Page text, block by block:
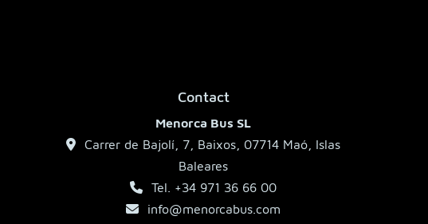
Contact
Menorca Bus SL
Carrer de Bajolí, 7, Baixos, 07714 Maó, Islas
Baleares
Tel. +34 971 36 66 00
info@menorcabus.com